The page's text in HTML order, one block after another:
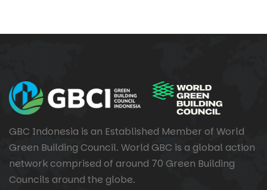
GBC Indonesia is an Established Member of World
Green Building Council. World GBC is a global action
network comprised of around 70 Green Building
Councils around the globe.